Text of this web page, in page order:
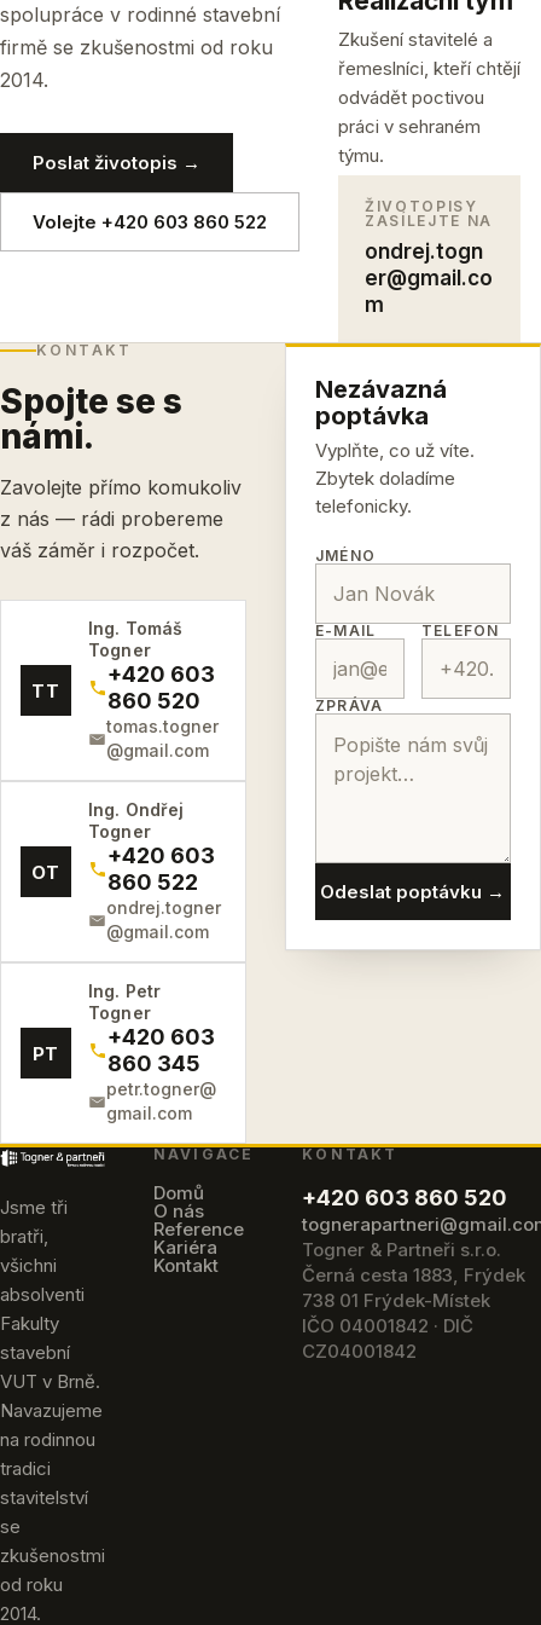
spolupráce v rodinné stavební
firmě se zkušenostmi od roku
2014.
Poslat životopis →
Volejte +420 603 860 522
Zkušení stavitelé a
řemeslníci, kteří chtějí
odvádět poctivou
práci v sehraném
týmu.
ŽIVOTOPISY
ZASÍLEJTE NA
ondrej.togn
er@gmail.co
m
KONTAKT
Spojte se s
námi.
Zavolejte přímo komukoliv
z nás — rádi probereme
váš záměr i rozpočet.
TT
Ing. Tomáš
Togner
+420 603
860 520
tomas.togner
@gmail.com
OT
Ing. Ondřej
Togner
+420 603
860 522
ondrej.togner
@gmail.com
PT
Ing. Petr
Togner
+420 603
860 345
petr.togner@
gmail.com
Nezávazná
poptávka
Vyplňte, co už víte.
Zbytek doladíme
telefonicky.
JMÉNO
E-MAIL TELEFON
ZPRÁVA
Odeslat poptávku →
Jsme tři
bratři,
všichni
absolventi
Fakulty
stavební
VUT v Brně.
Navazujeme
na rodinnou
tradici
stavitelství
se
zkušenostmi
od roku
2014.
NAVIGACE
Domů
O nás
Reference
Kariéra
Kontakt
KONTAKT
+420 603 860 520
Togner & Partneři s.r.o.
Černá cesta 1883, Frýdek
738 01 Frýdek-Místek
IČO 04001842 · DIČ
CZ04001842